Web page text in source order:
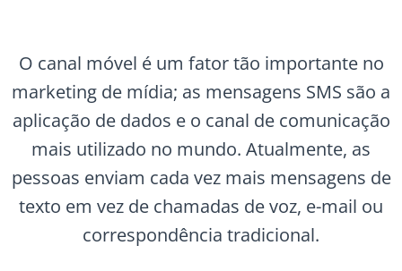
O canal móvel é um fator tão importante no
marketing de mídia; as mensagens SMS são a
aplicação de dados e o canal de comunicação
mais utilizado no mundo. Atualmente, as
pessoas enviam cada vez mais mensagens de
texto em vez de chamadas de voz, e-mail ou
correspondência tradicional.